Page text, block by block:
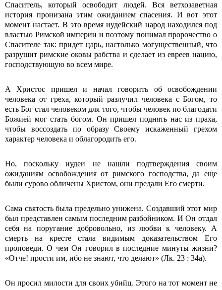
Спаситель, который освободит людей. Вся ветхозаветная
история пронизана этим ожиданием спасения. И вот этот
момент настает. В это время иудейский народ находился под
властью Римской империи и поэтому понимал пророчество о
Спасителе так: придет царь, настолько могущественный, что
разрушит римские оковы рабства и сделает из евреев нацию,
господствующую во всем мире.
А Христос пришел и начал говорить об освобождении
человека от греха, который разлучил человека с Богом, то
есть Бог стал человеком для того, чтобы человек по благодати
Божией мог стать богом. Он пришел поднять нас из праха,
чтобы воссоздать по образу Своему искаженный грехом
характер человека и облагородить его.
Но, поскольку иудеи не нашли подтверждения своим
ожиданиям освобождения от римского господства, да еще
были сурово обличены Христом, они предали Его смерти.
Сама святость была предельно унижена. Создавший этот мир
был представлен самым последним разбойником. И Он отдал
себя на поругание добровольно, из любви к человеку. А
смерть на кресте стала видимым доказательством Его
проповеди. О чем Он говорил в последние минуты жизни?
«Отче! прости им, ибо не знают, что делают» (Лк. 23 : 34а).
Он просил милости для своих убийц. Этого на тот момент не